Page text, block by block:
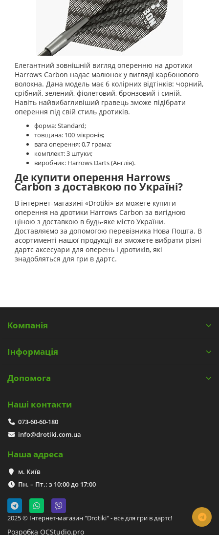
Елегантний зовнішній вигляд оперенню на дротики
Harrows Carbon надає малюнок у вигляді карбонового
волокна. Дана модель має 6 колірних відтінків: чорний,
срібний, зелений, фіолетовий, бронзовий і синій.
Навіть найвибагливіший гравець зможе підібрати
оперення під свій стиль дротиків.
форма: Standard;
товщина: 100 мікронів;
вага оперення: 0,7 грама;
комплект: 3 штуки;
виробник: Harrows Darts (Англія).
Де купити оперення Harrows
Carbon з доставкою по Україні?
В інтернет-магазині «Drotiki» ви можете купити
оперення на дротики Harrows Carbon за вигідною
ціною з доставкою в будь-яке місто України.
Доставляємо за допомогою перевізника Нова Пошта. В
асортименті нашої продукції ви зможете вибрати різні
дартс аксесуари для оперень і дротиків, які
знадобляться для гри в дартс.
Компанія
Інформація
Допомога
Наші контакти
073-60-60-180
info@drotiki.com.ua
Наша адреса
м. Київ
Пн. – Пт.: з 10:00 до 17:00
2025 © Інтернет-магазин "Drotiki" - все для гри в дартс!
Розробка OCStudio.pro